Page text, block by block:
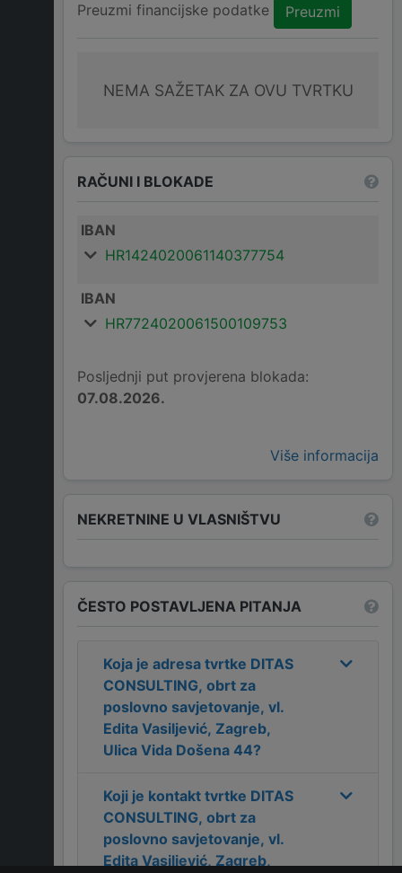
Preuzmi financijske podatke Preuzmi
NEMA SAŽETAK ZA OVU TVRTKU
RAČUNI I BLOKADE
IBAN
HR1424020061140377754
IBAN
HR7724020061500109753
Posljednji put provjerena blokada:
07.08.2026.
Više informacija
NEKRETNINE U VLASNIŠTVU
ČESTO POSTAVLJENA PITANJA
Koja je adresa tvrtke DITAS
CONSULTING, obrt za
poslovno savjetovanje, vl.
Edita Vasiljević, Zagreb,
Ulica Vida Došena 44?
Koji je kontakt tvrtke DITAS
CONSULTING, obrt za
poslovno savjetovanje, vl.
Edita Vasiljević, Zagreb,